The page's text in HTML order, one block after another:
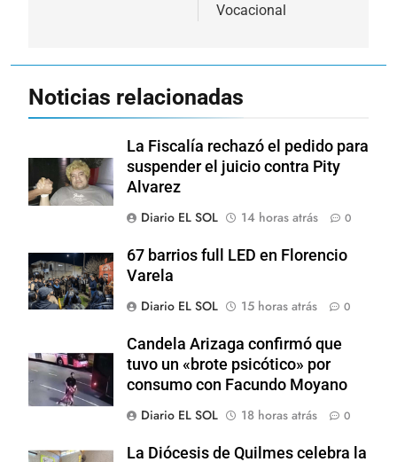
Vocacional
Noticias relacionadas
La Fiscalía rechazó el pedido para
suspender el juicio contra Pity
Alvarez
Diario EL SOL
14 horas atrás 0
67 barrios full LED en Florencio
Varela
Diario EL SOL
15 horas atrás 0
Candela Arizaga confirmó que
tuvo un «brote psicótico» por
consumo con Facundo Moyano
Diario EL SOL
18 horas atrás 0
La Diócesis de Quilmes celebra la